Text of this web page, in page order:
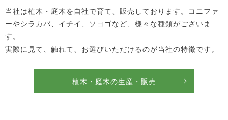
当社は植木・庭木を自社で育て、販売しております。コニファ
ーやシラカバ、イチイ、ソヨゴなど、様々な種類がございま
す。
実際に見て、触れて、お選びいただけるのが当社の特徴です。
植木・庭木の生産・販売